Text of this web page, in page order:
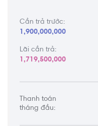
Cần trả trước:
1,900,000,000
Lãi cần trả:
1,719,500,000
Thanh toán
tháng đầu: